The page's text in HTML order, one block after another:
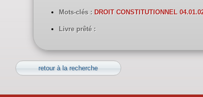
Mots-clés : DROIT CONSTITUTIONNEL
Livre prêté :
retour à la recherche